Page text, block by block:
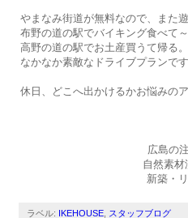
やまなみ街道が無料なので、また
布野の道の駅でバイキング食べて
高野の道の駅でお土産買うて帰る。
なかなか素敵なドライブプランで
休日、どこへ出かけるかお悩みの
広島の
自然素材
新築・
ラベル: IKEHOUSE スタッフブログ